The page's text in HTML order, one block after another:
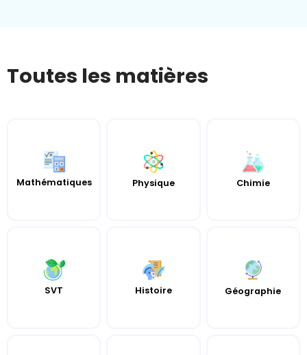
Toutes les matières
Mathématiques Physique Chimie
SVT Histoire Géographie